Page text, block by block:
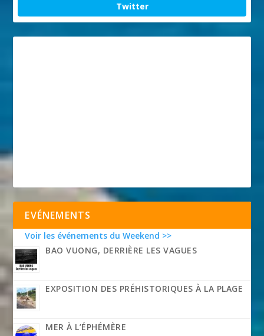
Twitter
EVÉNEMENTS
Voir les événements du Weekend >>
BAO VUONG, DERRIÈRE LES VAGUES
EXPOSITION DES PRÉHISTORIQUES À LA PLAGE
MER À L’ÉPHÉMÈRE